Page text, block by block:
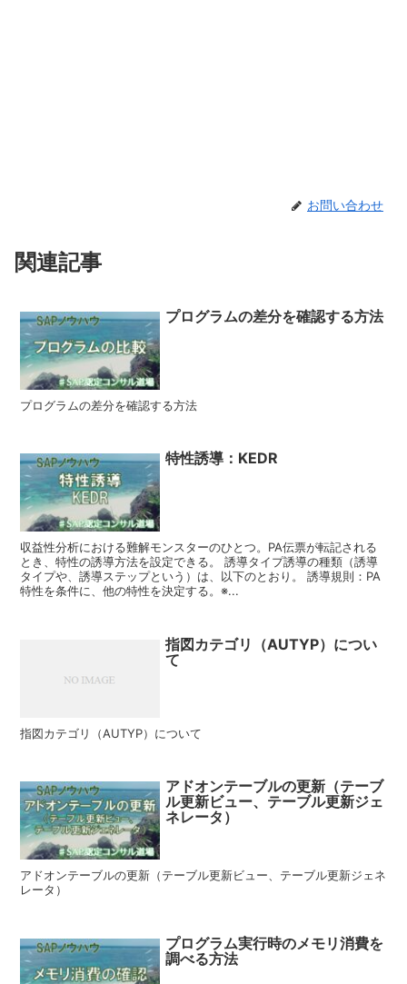
お問い合わせ
関連記事
プログラムの差分を確認する方法
プログラムの差分を確認する方法
特性誘導：KEDR
収益性分析における難解モンスターのひとつ。PA伝票が転記される
とき、特性の誘導方法を設定できる。 誘導タイプ誘導の種類（誘導
タイプや、誘導ステップという）は、以下のとおり。 誘導規則：PA
特性を条件に、他の特性を決定する。※...
指図カテゴリ（AUTYP）につい
て
指図カテゴリ（AUTYP）について
アドオンテーブルの更新（テーブ
ル更新ビュー、テーブル更新ジェ
ネレータ）
アドオンテーブルの更新（テーブル更新ビュー、テーブル更新ジェネ
レータ）
プログラム実行時のメモリ消費を
調べる方法